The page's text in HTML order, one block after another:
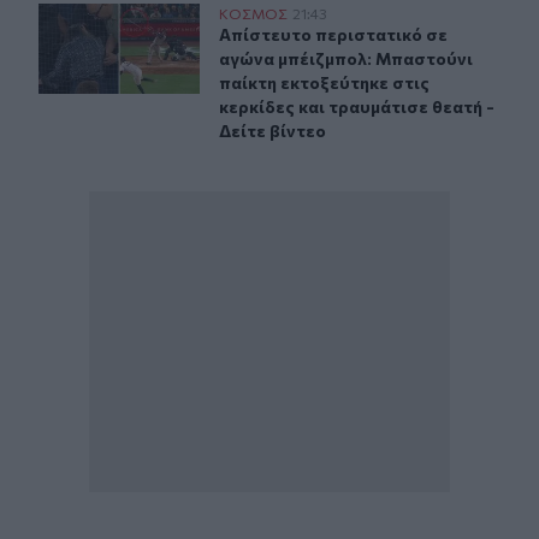
Απίστευτο περιστατικό σε αγώνα μπέιζμπολ:
ΚΟΣΜΟΣ 21:43
Απίστευτο περιστατικό σε αγώνα
Απίστευτο περιστατικό σε
αγώνα μπέιζμπολ: Μπαστούνι
παίκτη εκτοξεύτηκε στις
κερκίδες και τραυμάτισε θεατή -
Δείτε βίντεο